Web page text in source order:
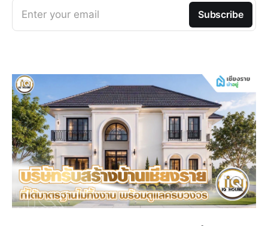
Enter your email Subscribe